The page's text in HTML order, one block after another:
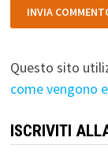
Questo sito
come vengono
ISCRIVITI